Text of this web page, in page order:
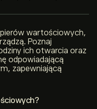
wartościowych,
Poznaj
ich otwarcia oraz
odpowiadającą
zapewniającą